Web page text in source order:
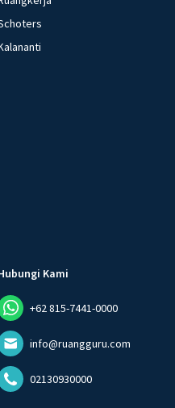
Kami
+62 815-7441-0000
info@ruangguru.com
02130930000